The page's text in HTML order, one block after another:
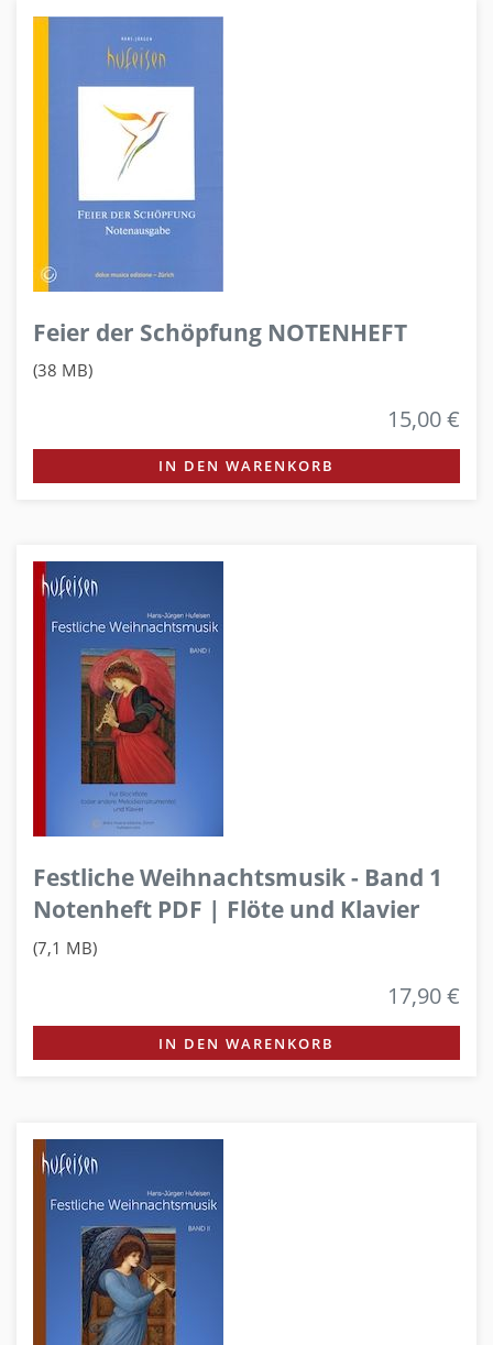
Feier der Schöpfung NOTENHEFT
(38 MB)
15,00 €
IN DEN WARENKORB
Festliche Weihnachtsmusik - Band 1
Notenheft PDF | Flöte und Klavier
(7,1 MB)
17,90 €
IN DEN WARENKORB